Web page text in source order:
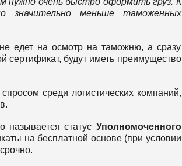
значительно меньше таможенных
едет на осмотр на таможню, а сразу
сертификат, будут иметь преимущество
спросом среди логистических компаний,
называется статус Уполномоченного
на бесплатной основе (при условии